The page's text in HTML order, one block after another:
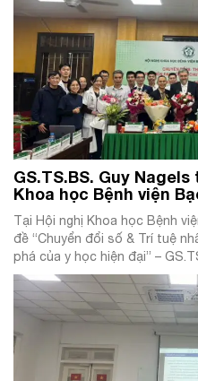
GS.TS.BS. Guy
Khoa học Bệnh viện
Tại Hội nghị Khoa học Bệnh
đề “Chuyển đổi số & Trí tuệ
phá của y học hiện đại” –
với tư cách diễn giả quốc tế